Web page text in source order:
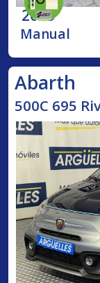
2023
Manual
Abarth
500C 695